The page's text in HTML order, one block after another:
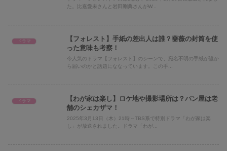
た。比嘉愛未さんと岩田剛典さんがW...
ドラマ
【フォレスト】手紙の差出人は誰？薔薇の封筒を使
った意味も考察！
今人気のドラマ【フォレスト】のシーンで、宛名不明の手紙が誰か
ら届いのかと話題にななっています。この手...
ドラマ
【わが家は楽し】ロケ地や撮影場所は？パン屋は老
舗のシェカザマ！
2025年3月13日（木）21時～TBS系で特別ドラマ「わが家は楽
し」が放送されました。ドラマ「わが...